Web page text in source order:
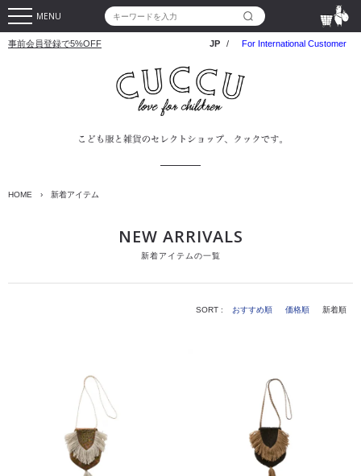
MENU
事前会員登録で5%OFF JP / For International Customer
HOME › 新着アイテム
NEW ARRIVALS
新着アイテムの一覧
SORT : おすすめ順 価格順 新着順